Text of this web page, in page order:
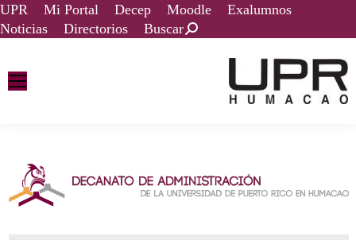
UPR Mi Portal Decep Moodle
Exalumnos
Noticias
Directorios Buscar